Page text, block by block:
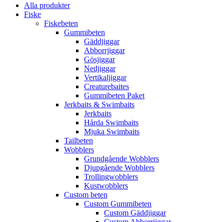
Alla produkter
Fiske
Fiskebeten
Gummibeten
Gäddjiggar
Abborrjiggar
Gösjiggar
Nedjiggar
Vertikaljiggar
Creaturebaites
Gummibeten Paket
Jerkbaits & Swimbaits
Jerkbaits
Hårda Swimbaits
Mjuka Swimbaits
Tailbeten
Wobblers
Grundgående Wobblers
Djupgående Wobblers
Trollingwobblers
Kustwobblers
Custom beten
Custom Gummibeten
Custom Gäddjiggar